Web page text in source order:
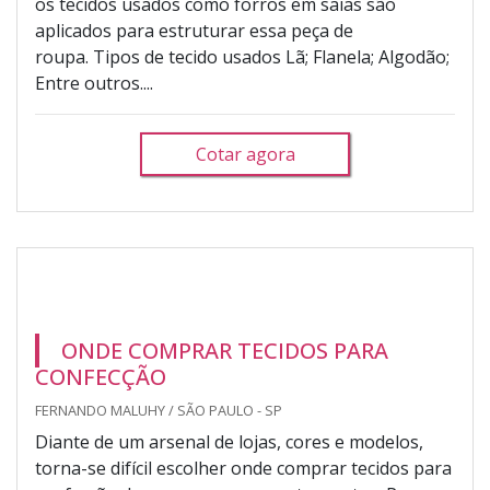
aplicados para estruturar essa peça de
roupa. Tipos de tecido usados Lã; Flanela; Algodão;
Entre outros....
Cotar agora
ONDE COMPRAR TECIDOS PARA
CONFECÇÃO
FERNANDO MALUHY / SÃO PAULO - SP
Diante de um arsenal de lojas, cores e modelos,
torna-se difícil escolher onde comprar tecidos para